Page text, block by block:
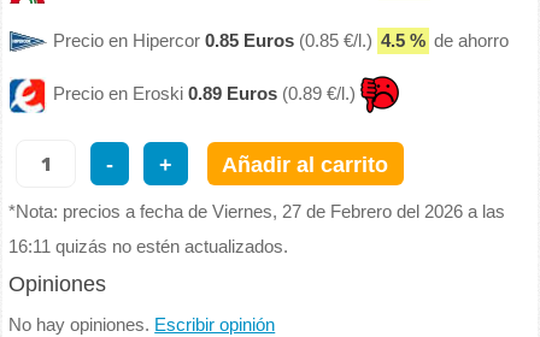
Precio en Hipercor0.85 Euros (0.85 €/l.) 4.5 % de ahorro
Precio en Eroski0.89 Euros (0.89 €/l.)
- + Añadir al carrito
*Nota: precios a fecha de Viernes, 27 de Febrero del 2026 a las
16:11 quizás no estén actualizados.
Opiniones
No hay opiniones. Escribir opinión